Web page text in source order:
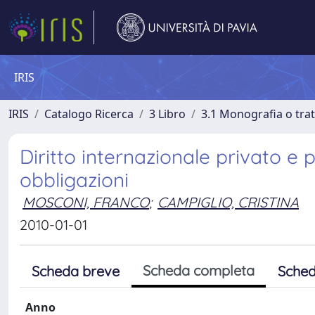
IRIS
IRIS Catalogo Ricerca 3 Libro 3.1 Monografia o
Diritto internazionale privato e
obbligazioni
MOSCONI, FRANCO; CAMPIGLIO, CRISTINA
2010-01-01
Scheda breve Scheda completa
Anno